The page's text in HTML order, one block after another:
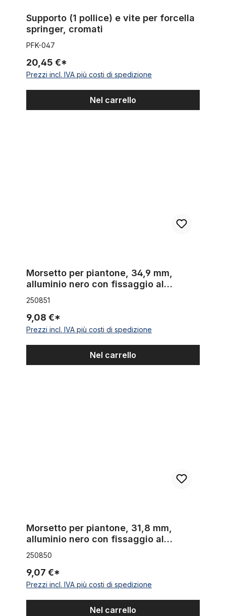
Supporto (1 pollice) e vite per forcella
springer, cromati
PFK-047
20,45 €*
Prezzi incl. IVA più costi di spedizione
Nel carrello
Morsetto per piantone, 34,9 mm,
alluminio nero con fissaggio al
portapacchi
250851
9,08 €*
Prezzi incl. IVA più costi di spedizione
Nel carrello
Morsetto per piantone, 31,8 mm,
alluminio nero con fissaggio al
portapacchi
250850
9,07 €*
Prezzi incl. IVA più costi di spedizione
Nel carrello